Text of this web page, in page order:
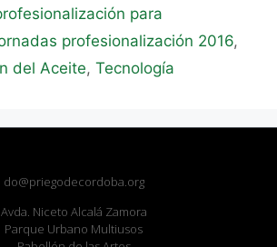
para
profesionalización 2016,
del Aceite, Tecnología
do@priegodecordoba.org
Avda. Niceto Alcalá Zamora
Parque Urbano Multiusos